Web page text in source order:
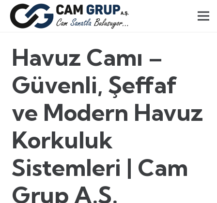
Havuz Camı –
Güvenli, Şeffaf
ve Modern Havuz
Korkuluk
Sistemleri | Cam
Grup A.Ş.